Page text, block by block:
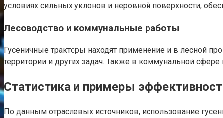
условиях сильных уклонов и неровной поверхности,
Лесоводство и коммунальные работы
Гусеничные тракторы находят применение и в лесной
территории и других задач. Также в коммунальной
Статистика и примеры
По данным отраслевых источников, использование